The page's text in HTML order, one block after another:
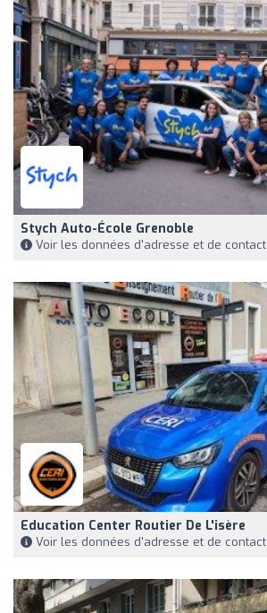
Stych Auto-École Grenoble
Voir les données d'adresse et de contact
Education Center Routier De L'isère
Voir les données d'adresse et de contact